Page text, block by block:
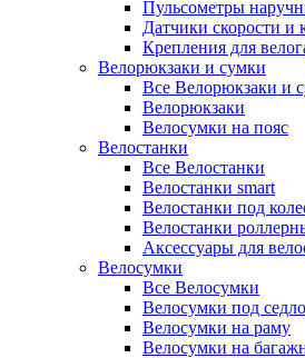
Пульсометры
Датчики скорости и
Крепления для
Велорюкзаки и сумки
Все Велорюкзаки и
Велорюкзаки
Велосумки на пояс
Велостанки
Все Велостанки
Велостанки smart
Велостанки под
Велостанки
Аксессуары для
Велосумки
Все Велосумки
Велосумки под седло
Велосумки на раму
Велосумки на